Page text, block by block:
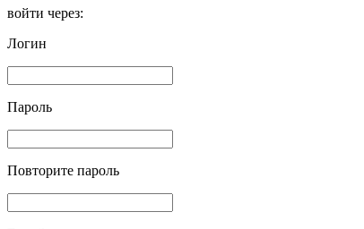
войти через:
Логин
Пароль
Повторите пароль